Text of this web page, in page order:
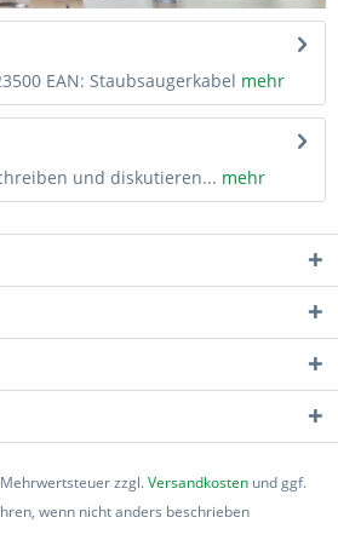
EAN: Staubsaugerkabel mehr
und diskutieren... mehr
zzgl.Versandkosten und ggf.
wenn nicht anders beschrieben